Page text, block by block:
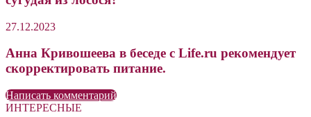
27.12.2023
Анна Кривошеева в беседе с Life.ru рекомендует
скорректировать питание.
Написать комментарий
ИНТЕРЕСНЫЕ